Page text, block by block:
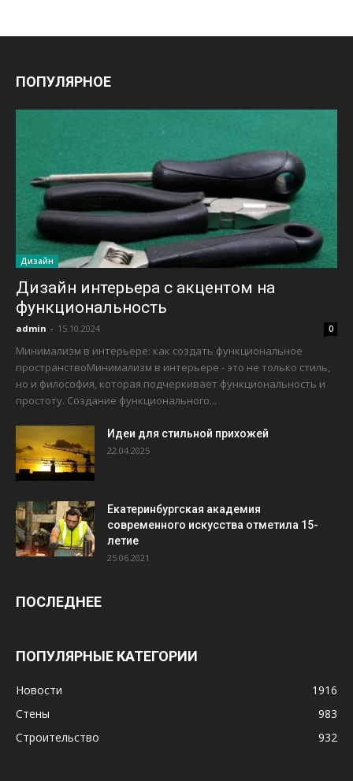
ПОПУЛЯРНОЕ
Дизайн
Дизайн интерьера с акцентом на
функциональность
admin - 15.10.2024 0
Минимализм в интерьере: как создать функциональное
пространствоМинимализм в интерьере - это не только стиль,
но и философия, которая подчеркивает функциональность и
простоту. Создание функционального...
Идеи для стильной прихожей
22.04.2025
Екатеринбургская академия
современного искусства отметила 15-
летие
25.06.2021
ПОСЛЕДНЕЕ
ПОПУЛЯРНЫЕ КАТЕГОРИИ
Новости
1916
Стены
983
Строительство
932